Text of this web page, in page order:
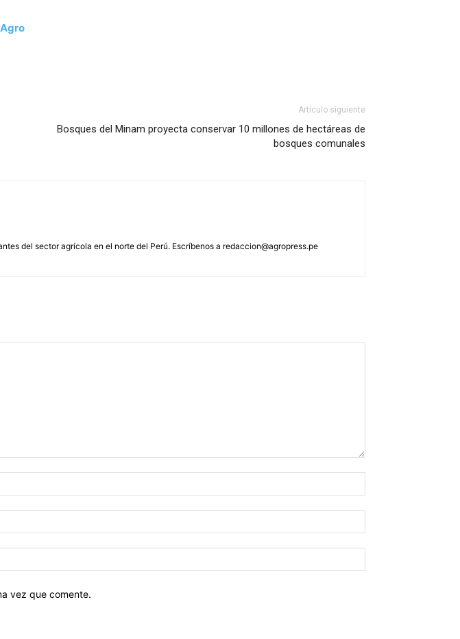
Artículo siguiente
Bosques del Minam proyecta conservar 10 millones de hectáreas de
bosques comunales
del sector agrícola en el norte del Perú. Escríbenos a redaccion@agropress.pe
vez que comente.